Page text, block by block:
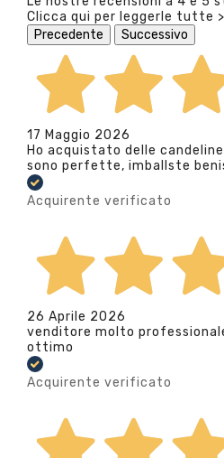
Clicca qui per leggerle tutte >
Precedente
Successivo
17 Maggio 2026
Ho acquistato delle
sono perfette, imballste
Acquirente verificato
26 Aprile 2026
venditore molto
ottimo
Acquirente verificato